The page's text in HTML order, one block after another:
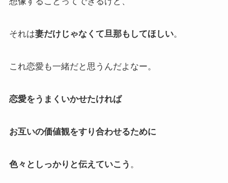
それは妻だけじゃなくて旦那もしてほしい。
これ恋愛も一緒だと思うんだよなー。
恋愛をうまくいかせたければ
お互いの価値観をすり合わせるために
色々としっかりと伝えていこう 。